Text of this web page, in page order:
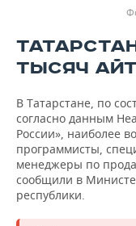
ТЫСЯЧ
В Татарстане, по
согласно данным
России», наиболее
программисты,
менеджеры по
сообщили в
республики.